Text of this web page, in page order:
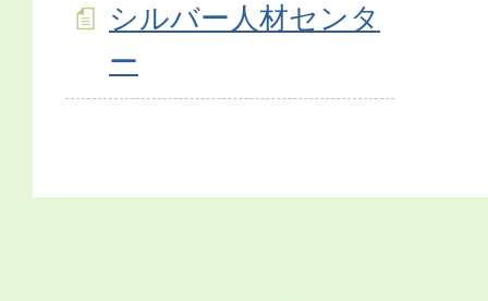
シルバー人材センタ
ー